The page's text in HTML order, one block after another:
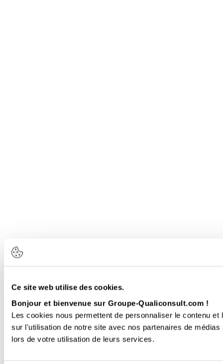
Ce site web utilise des cookies.
Bonjour et bienvenue sur Groupe-Qualiconsult.com !
Les cookies nous permettent de personnaliser le contenu
sur l'utilisation de notre site avec nos partenaires de
lors de votre utilisation de leurs services.